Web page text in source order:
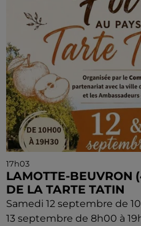
17h03
LAMOTTE-BEUVRON
DE LA TARTE TATIN
Samedi 12 septembre de
13 septembre de 8h00 à